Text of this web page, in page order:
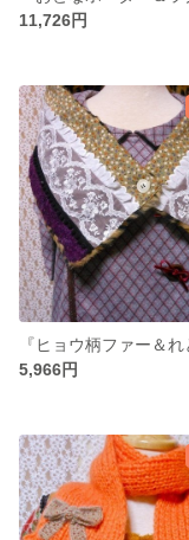
11,726円
5,966円